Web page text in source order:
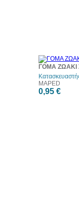
ΓΟΜΑ ΖΩΑΚΙ
MAPED
0,95 €